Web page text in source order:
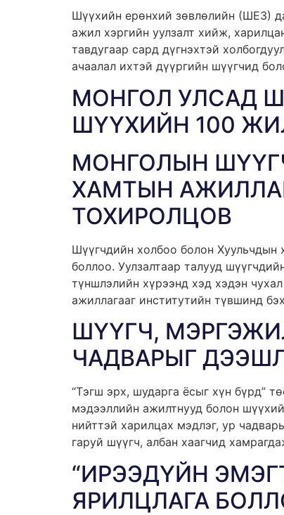
Шүүхийн ерөнхий зөвлөлийн (ШЕЗ)
ажил хэргийн уулзалт хийж,
тавдугаар сард дүгнэхтэй
ачаалал ихтэй дүүргийн шүүгчид
МОНГОЛ УЛСАД
ШҮҮХИЙН 100
МОНГОЛЫН
ХАМТЫН
ТОХИРОЛЦОВ
Шүүгчдийн холбоо болон Хуульчдын
боллоо. Уулзалтаар талууд
түншлэлийн хүрээнд хэд хэдэн
ажиллагааг институтийн түвшинд
ШҮҮГЧ,
ЧАДВАРЫГ
“Тэгш эрх, шударга ёсыг хүн бүрд”
мэдээллийн ажилтнууд болон
нийттэй харилцах мэдлэг, ур
гаруй шүүгч, албан хаагчид
“ИРЭЭДҮЙН
ЯРИЛЦЛАГА